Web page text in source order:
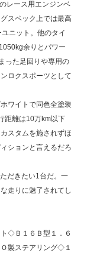
レース用エンジンベ
スペック上では最高
ニット。他のタイ
余りとパワー
った足回りや専用の
ロクスポーツとして
ワイトで同色全塗装
距離は10万km以下
スタムを施されずほ
ションと言えるだろ
だきたい1台だ。一
走りに魅了されてし
◇Ｂ１６Ｂ型１．６
製ステアリング◇１